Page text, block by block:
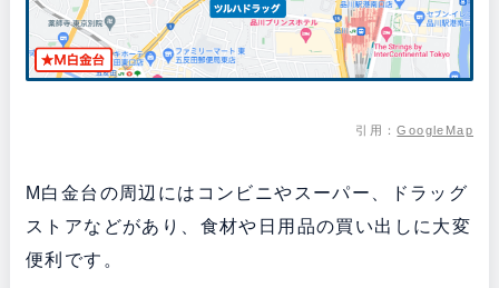
引用：GoogleMap
M白金台の周辺にはコンビニやスーパー、ドラッグ
ストアなどがあり、食材や日用品の買い出しに大変
便利です。